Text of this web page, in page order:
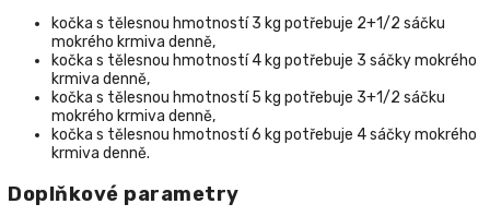
kočka s tělesnou hmotností 3 kg potřebuje 2+1/2 sáčku
mokrého krmiva denně,
kočka s tělesnou hmotností 4 kg potřebuje 3 sáčky mokrého
krmiva denně,
kočka s tělesnou hmotností 5 kg potřebuje 3+1/2 sáčku
mokrého krmiva denně,
kočka s tělesnou hmotností 6 kg potřebuje 4 sáčky mokrého
krmiva denně.
Doplňkové parametry